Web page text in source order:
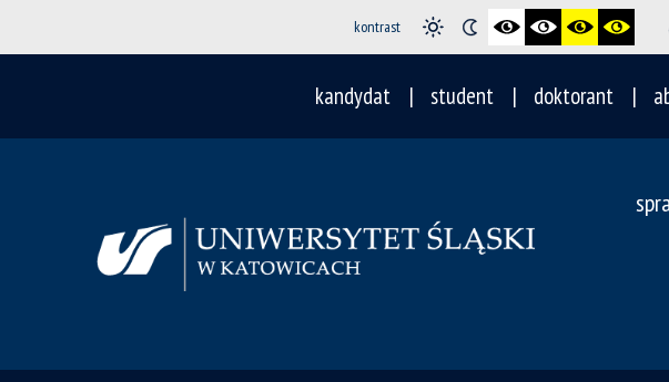
kontrast
kandydat student doktorant